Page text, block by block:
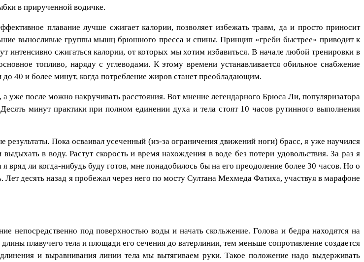
в прирученной водичке.
плавание лучше сжигает калории, позволяет избежать травм, да и просто приносит
выносливые группы мышц брюшного пресса и спины. Принцип «греби быстрее» приводит к
сжигаться калории, от которых мы хотим избавиться. В начале любой тренировки в
топливо, наряду с углеводами. К этому времени устанавливается обильное снабжение
40 и более минут, когда потребление жиров станет преобладающим.
после можно накручивать расстояния. Вот мнение легендарного Брюса Ли, популяризатора
минут практики при полном единении духа и тела стоят 10 часов рутинного выполнения
Пока осваивал усеченный (из-за ограничения движений ноги) брасс, я уже научился
в воду. Растут скорость и время нахождения в воде без потери удовольствия. За раз я
ли когда-нибудь буду готов, мне понадобилось бы на его преодоление более 30 часов. Но о
десять назад я пробежал через него по мосту Султана Мехмеда Фатиха, участвуя в марафоне
непосредственно под поверхностью воды и начать скольжение. Голова и бедра находятся на
плавучего тела и площади его сечения до ватерлинии, тем меньше сопротивление создается
и выравнивания линии тела мы вытягиваем руки. Такое положение надо выдерживать